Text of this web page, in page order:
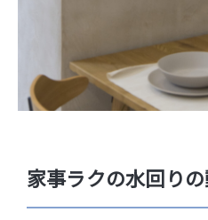
家事ラクの水回り